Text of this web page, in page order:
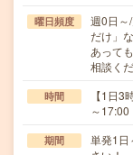
曜日頻度
週0日～
だけ」
あって
相談く
時間
【1日
～
期間
単発1